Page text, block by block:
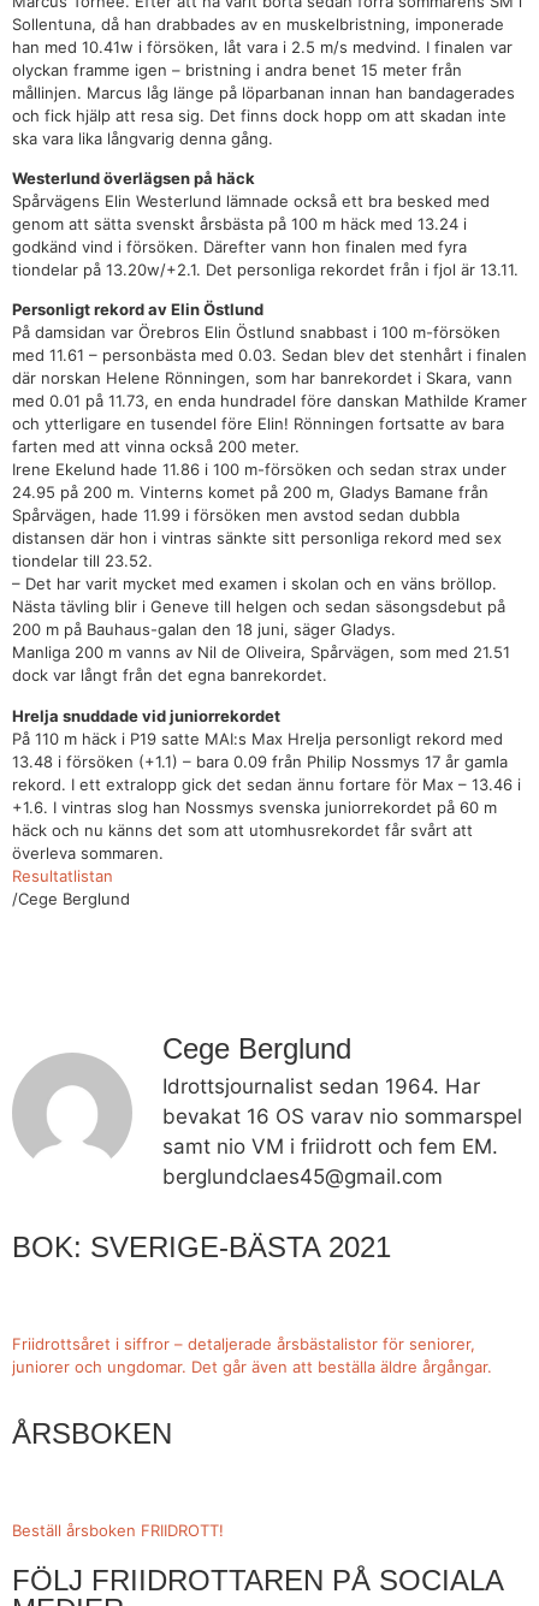
Sollentuna, då han drabbades av en muskelbristning, imponerade
han med 10.41w i försöken, låt vara i 2.5 m/s medvind. I finalen var
olyckan framme igen – bristning i andra benet 15 meter från
mållinjen. Marcus låg länge på löparbanan innan han bandagerades
och fick hjälp att resa sig. Det finns dock hopp om att skadan inte
ska vara lika långvarig denna gång.
Westerlund överlägsen på häck
Spårvägens Elin Westerlund lämnade också ett bra besked med
genom att sätta svenskt årsbästa på 100 m häck med 13.24 i
godkänd vind i försöken. Därefter vann hon finalen med fyra
tiondelar på 13.20w/+2.1. Det personliga rekordet från i fjol är 13.11.
Personligt rekord av Elin Östlund
På damsidan var Örebros Elin Östlund snabbast i 100 m-försöken
med 11.61 – personbästa med 0.03. Sedan blev det stenhårt i finalen
där norskan Helene Rönningen, som har banrekordet i Skara, vann
med 0.01 på 11.73, en enda hundradel före danskan Mathilde Kramer
och ytterligare en tusendel före Elin! Rönningen fortsatte av bara
farten med att vinna också 200 meter.
Irene Ekelund hade 11.86 i 100 m-försöken och sedan strax under
24.95 på 200 m. Vinterns komet på 200 m, Gladys Bamane från
Spårvägen, hade 11.99 i försöken men avstod sedan dubbla
distansen där hon i vintras sänkte sitt personliga rekord med sex
tiondelar till 23.52.
– Det har varit mycket med examen i skolan och en väns bröllop.
Nästa tävling blir i Geneve till helgen och sedan säsongsdebut på
200 m på Bauhaus-galan den 18 juni, säger Gladys.
Manliga 200 m vanns av Nil de Oliveira, Spårvägen, som med 21.51
dock var långt från det egna banrekordet.
Hrelja snuddade vid juniorrekordet
På 110 m häck i P19 satte MAI:s Max Hrelja personligt rekord med
13.48 i försöken (+1.1) – bara 0.09 från Philip Nossmys 17 år gamla
rekord. I ett extralopp gick det sedan ännu fortare för Max – 13.46 i
+1.6. I vintras slog han Nossmys svenska juniorrekordet på 60 m
häck och nu känns det som att utomhusrekordet får svårt att
överleva sommaren.
Resultatlistan
/Cege Berglund
Cege Berglund
Idrottsjournalist sedan 1964. Har
bevakat 16 OS varav nio sommarspel
samt nio VM i friidrott och fem EM.
berglundclaes45@gmail.com
BOK: SVERIGE-BÄSTA 2021
Friidrottsåret i siffror – detaljerade årsbästalistor för seniorer,
juniorer och ungdomar. Det går även att beställa äldre årgångar.
ÅRSBOKEN
Beställ årsboken FRIIDROTT!
FÖLJ FRIIDROTTAREN PÅ SOCIALA